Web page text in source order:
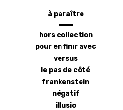
latéral
à paraître
hors collection
pour en finir avec
versus
le pas de côté
frankenstein
négatif
illusio